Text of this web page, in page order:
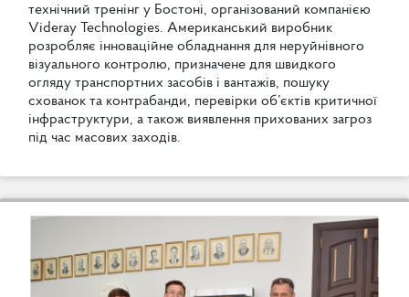
технічний тренінг у Бостоні, організований компанією
Videray echnologies. Американський виробник
розробляє інноваційне обладнання для неруйнівного
візуального контролю, призначене для швидкого
огляду транспортних засобів і вантажів, пошуку
схованок та контрабанди, перевірки об’єктів критичної
інфраструктури, а також виявлення прихованих загроз
під час масових заходів.